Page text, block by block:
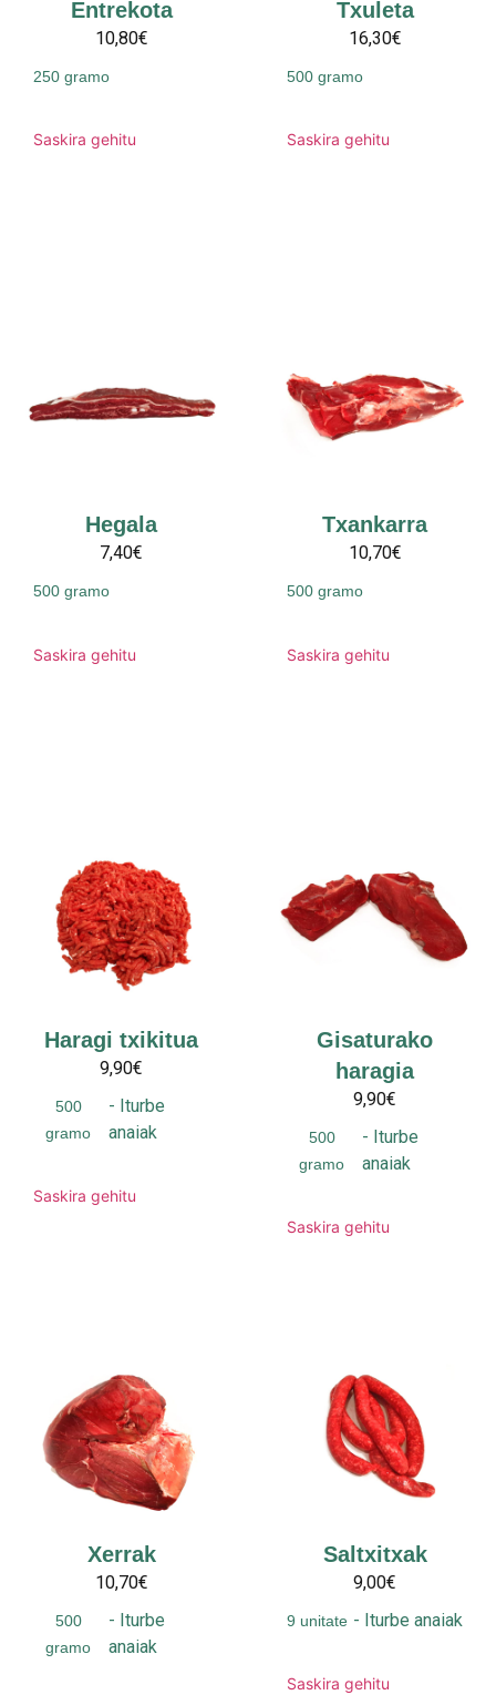
Entrekota
10,80€
250 gramo
Saskira gehitu
Txuleta
16,30€
500 gramo
Saskira gehitu
Hegala
7,40€
500 gramo
Saskira gehitu
Txankarra
10,70€
500 gramo
Saskira gehitu
Haragi txikitua
9,90€
500
gramo
- Iturbe
anaiak
Saskira gehitu
Gisaturako
haragia
9,90€
500
gramo
- Iturbe
anaiak
Saskira gehitu
Xerrak
10,70€
500
gramo
- Iturbe
anaiak
Saltxitxak
9,00€
9 unitate - Iturbe anaiak
Saskira gehitu